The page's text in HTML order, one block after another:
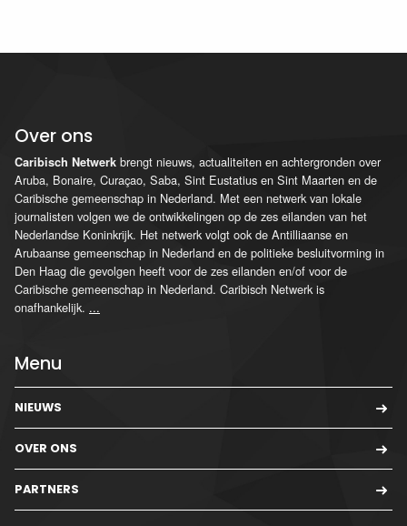
Over ons
Caribisch Netwerk brengt nieuws, actualiteiten en achtergronden over
Aruba, Bonaire, Curaçao, Saba, Sint Eustatius en Sint Maarten en de
Caribische gemeenschap in Nederland. Met een netwerk van lokale
journalisten volgen we de ontwikkelingen op de zes eilanden van het
Nederlandse Koninkrijk. Het netwerk volgt ook de Antilliaanse en
Arubaanse gemeenschap in Nederland en de politieke besluitvorming in
Den Haag die gevolgen heeft voor de zes eilanden en/of voor de
Caribische gemeenschap in Nederland. Caribisch Netwerk is
onafhankelijk. ...
Menu
NIEUWS
OVER ONS
PARTNERS